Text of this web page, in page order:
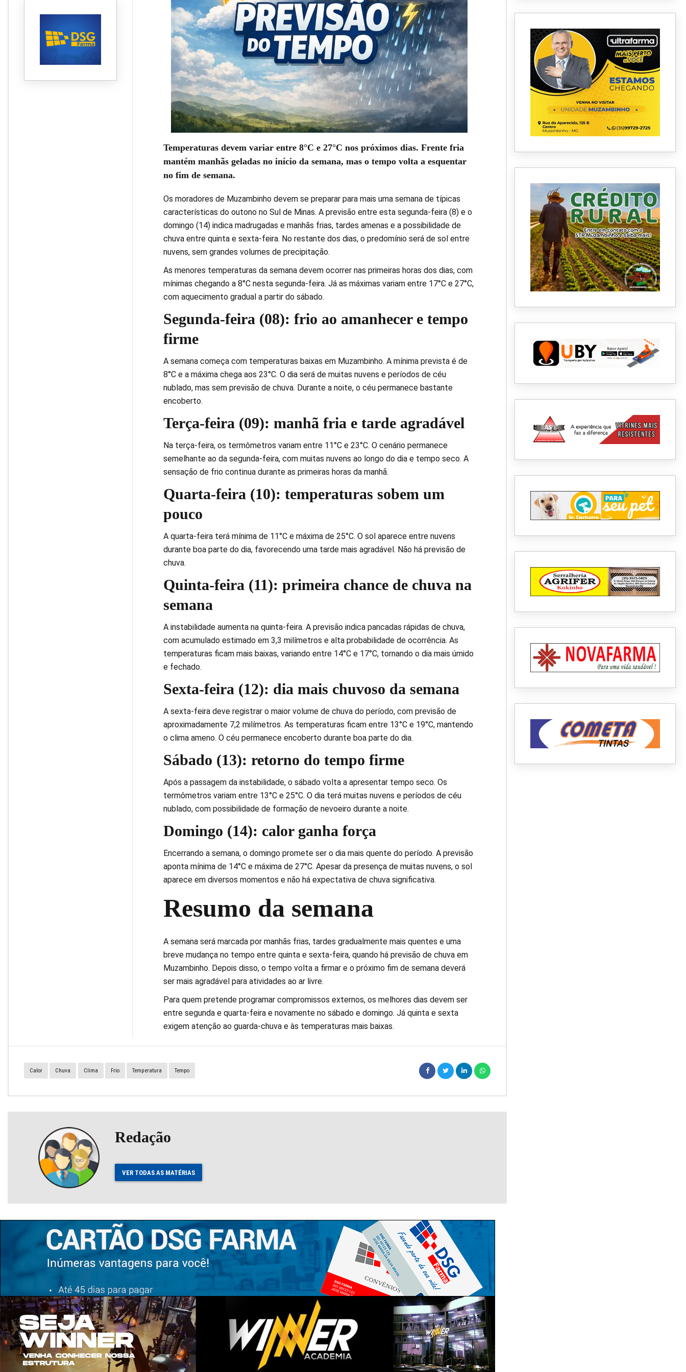
Temperaturas devem variar entre 8°C e 27°C nos próximos dias. Frente fria
mantém manhãs geladas no início da semana, mas o tempo volta a esquentar
no fim de semana.
Os moradores de Muzambinho devem se preparar para mais uma semana de típicas
características do outono no Sul de Minas. A previsão entre esta segunda-feira (8) e o
domingo (14) indica madrugadas e manhãs frias, tardes amenas e a possibilidade de
chuva entre quinta e sexta-feira. No restante dos dias, o predomínio será de sol entre
nuvens, sem grandes volumes de precipitação.
As menores temperaturas da semana devem ocorrer nas primeiras horas dos dias, com
mínimas chegando a 8°C nesta segunda-feira. Já as máximas variam entre 17°C e 27°C,
com aquecimento gradual a partir do sábado.
Segunda-feira (08): frio ao amanhecer e tempo
firme
A semana começa com temperaturas baixas em Muzambinho. A mínima prevista é de
8°C e a máxima chega aos 23°C. O dia será de muitas nuvens e períodos de céu
nublado, mas sem previsão de chuva. Durante a noite, o céu permanece bastante
encoberto.
Terça-feira (09): manhã fria e tarde agradável
Na terça-feira, os termômetros variam entre 11°C e 23°C. O cenário permanece
semelhante ao da segunda-feira, com muitas nuvens ao longo do dia e tempo seco. A
sensação de frio continua durante as primeiras horas da manhã.
Quarta-feira (10): temperaturas sobem um
pouco
A quarta-feira terá mínima de 11°C e máxima de 25°C. O sol aparece entre nuvens
durante boa parte do dia, favorecendo uma tarde mais agradável. Não há previsão de
chuva.
Quinta-feira (11): primeira chance de chuva na
semana
A instabilidade aumenta na quinta-feira. A previsão indica pancadas rápidas de chuva,
com acumulado estimado em 3,3 milímetros e alta probabilidade de ocorrência. As
temperaturas ficam mais baixas, variando entre 14°C e 17°C, tornando o dia mais úmido
e fechado.
Sexta-feira (12): dia mais chuvoso da semana
A sexta-feira deve registrar o maior volume de chuva do período, com previsão de
aproximadamente 7,2 milímetros. As temperaturas ficam entre 13°C e 19°C, mantendo
o clima ameno. O céu permanece encoberto durante boa parte do dia.
Sábado (13): retorno do tempo firme
Após a passagem da instabilidade, o sábado volta a apresentar tempo seco. Os
termômetros variam entre 13°C e 25°C. O dia terá muitas nuvens e períodos de céu
nublado, com possibilidade de formação de nevoeiro durante a noite.
Domingo (14): calor ganha força
Encerrando a semana, o domingo promete ser o dia mais quente do período. A previsão
aponta mínima de 14°C e máxima de 27°C. Apesar da presença de muitas nuvens, o sol
aparece em diversos momentos e não há expectativa de chuva significativa.
Resumo da semana
A semana será marcada por manhãs frias, tardes gradualmente mais quentes e uma
breve mudança no tempo entre quinta e sexta-feira, quando há previsão de chuva em
Muzambinho. Depois disso, o tempo volta a firmar e o próximo fim de semana deverá
ser mais agradável para atividades ao ar livre.
Para quem pretende programar compromissos externos, os melhores dias devem ser
entre segunda e quarta-feira e novamente no sábado e domingo. Já quinta e sexta
exigem atenção ao guarda-chuva e às temperaturas mais baixas.
Calor Chuva Clima Frio Temperatura Tempo
Redação
VER TODAS AS MATÉRIAS